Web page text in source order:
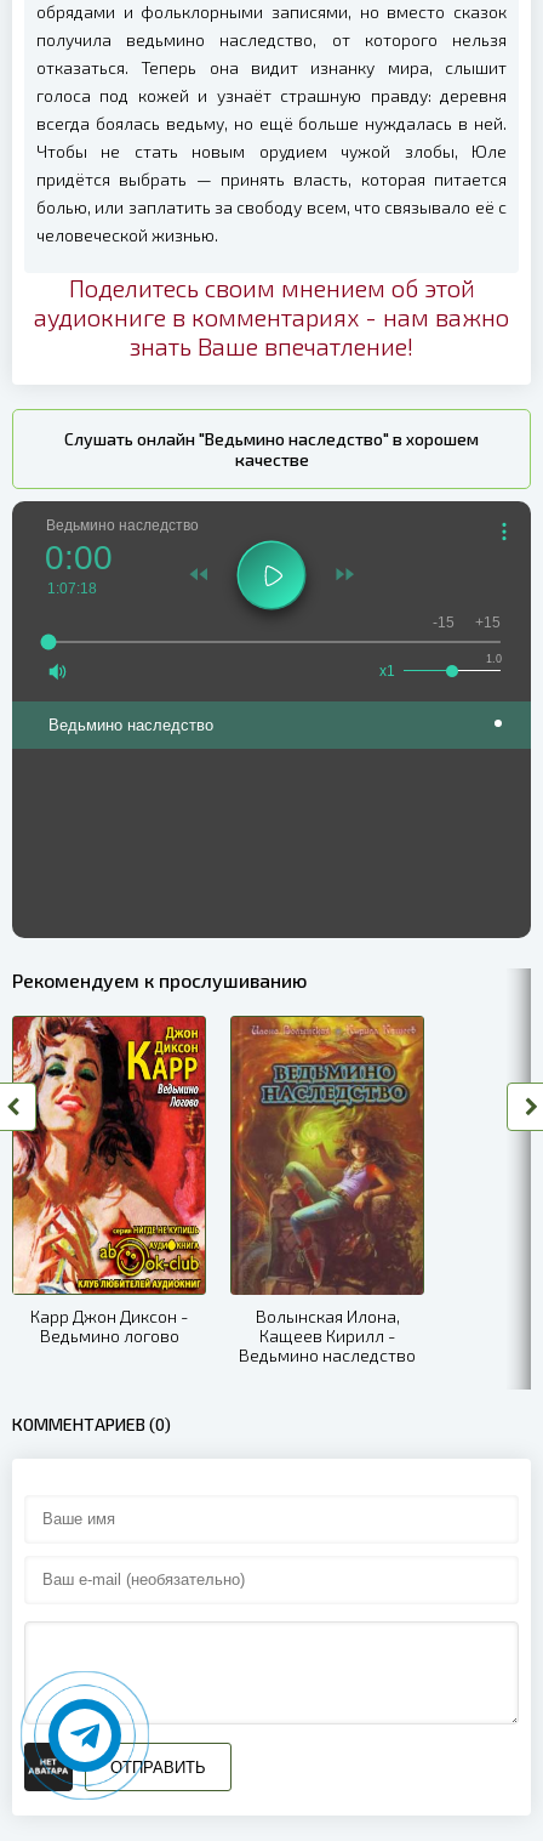
обрядами и фольклорными записями, но вместо сказок
получила ведьмино наследство, от которого нельзя
отказаться. Теперь она видит изнанку мира, слышит
голоса под кожей и узнаёт страшную правду: деревня
всегда боялась ведьму, но ещё больше нуждалась в ней.
Чтобы не стать новым орудием чужой злобы, Юле
придётся выбрать — принять власть, которая питается
болью, или заплатить за свободу всем, что связывало её с
человеческой жизнью.
Поделитесь своим мнением об этой
аудиокниге в комментариях - нам важно
знать Ваше впечатление!
Слушать онлайн "Ведьмино наследство" в хорошем
качестве
Ведьмино наследство
0:00
1:07:18
1.0
x1
-15 +15
Ведьмино наследство
Рекомендуем к прослушиванию
Карр Джон Диксон -
Ведьмино логово
Волынская Илона,
Кащеев Кирилл -
Ведьмино наследство
КОММЕНТАРИЕВ (0)
ОТПРАВИТЬ